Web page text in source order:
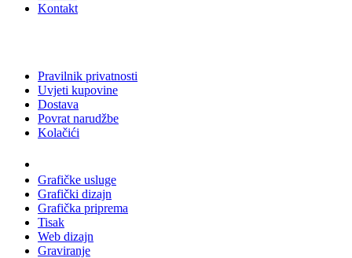
Kontakt
Pravilnik privatnosti
Uvjeti kupovine
Dostava
Povrat narudžbe
Kolačići
Grafičke usluge
Grafički dizajn
Grafička priprema
Tisak
Web dizajn
Graviranje